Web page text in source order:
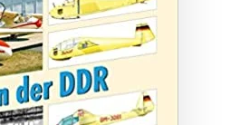
ZUM BUCH